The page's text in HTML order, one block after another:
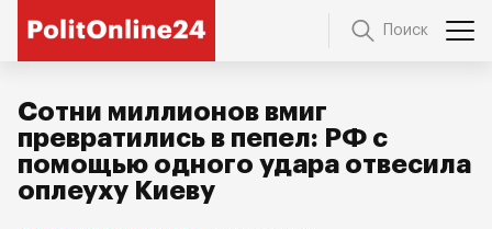
Поиск
Сотни миллионов вмиг
превратились в пепел: РФ с
помощью одного удара отвесила
оплеуху Киеву